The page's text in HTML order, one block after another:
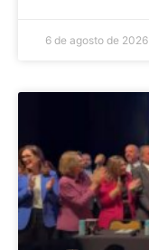
6 de agosto de 2026